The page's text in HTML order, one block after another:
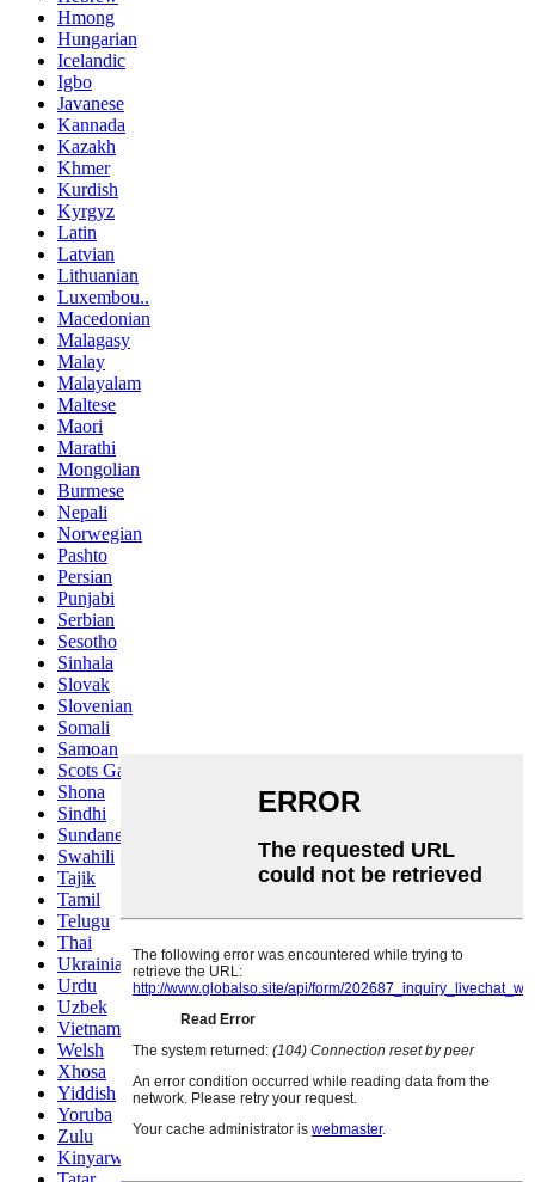
Hmong
Hungarian
Icelandic
Igbo
Javanese
Kannada
Kazakh
Khmer
Kurdish
Kyrgyz
Latin
Latvian
Lithuanian
Luxembou..
Macedonian
Malagasy
Malay
Malayalam
Maltese
Maori
Marathi
Mongolian
Burmese
Nepali
Norwegian
Pashto
Persian
Punjabi
Serbian
Sesotho
Sinhala
Slovak
Slovenian
Somali
Samoan
Scots Gaelic
Shona
Sindhi
Sundanese
Swahili
Tajik
Tamil
Telugu
Thai
Ukrainian
Urdu
Uzbek
Vietnamese
Welsh
Xhosa
Yiddish
Yoruba
Zulu
Kinyarwanda